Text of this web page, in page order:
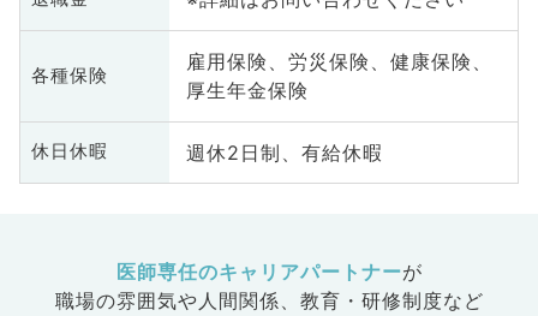
各種保険
雇用保険、労災保険、健康保険、
厚生年金保険
休日休暇 週休2日制、有給休暇
医師専任のキャリアパートナーが
職場の雰囲気や人間関係、 教育・研修制度など